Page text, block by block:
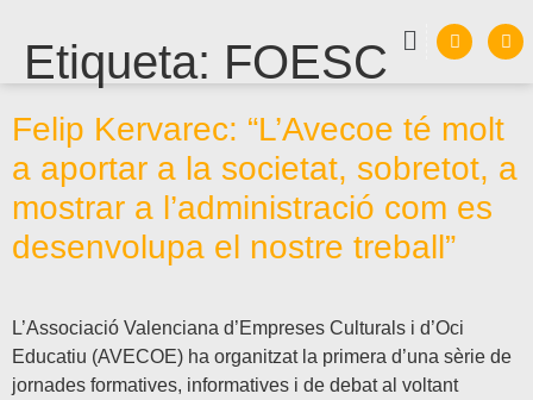
Etiqueta: FOESC
Felip Kervarec: “L’Avecoe té molt
a aportar a la societat, sobretot, a
mostrar a l’administració com es
desenvolupa el nostre treball”
L’Associació Valenciana d’Empreses Culturals i d’Oci
Educatiu (AVECOE) ha organitzat la primera d’una sèrie de
jornades formatives, informatives i de debat al voltant